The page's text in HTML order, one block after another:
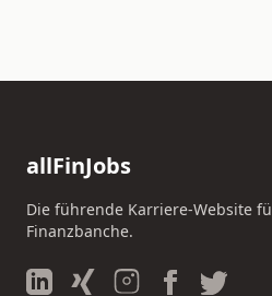
allFinJobs
Die führende Karriere-Website
Finanzbanche.